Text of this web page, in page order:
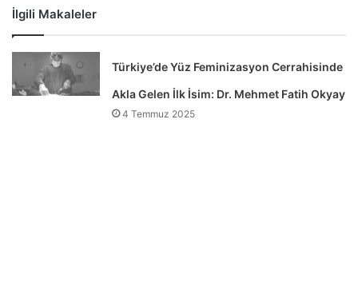
İlgili Makaleler
Türkiye’de Yüz Feminizasyon Cerrahisinde
Akla Gelen İlk İsim: Dr. Mehmet Fatih Okyay
4 Temmuz 2025